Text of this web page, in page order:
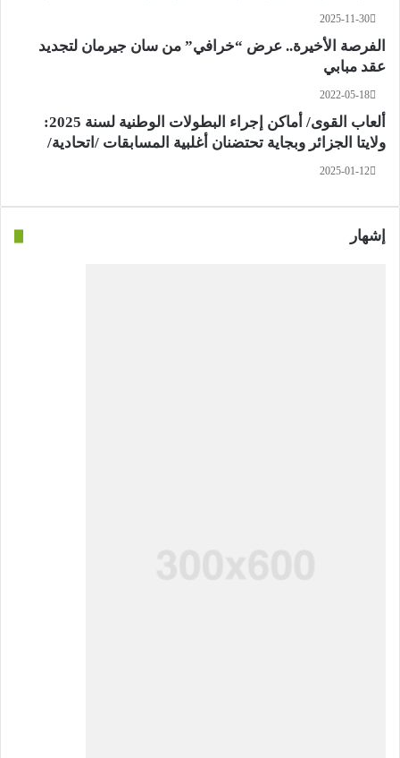
2025-11-30
الفرصة الأخيرة.. عرض “خرافي” من سان جيرمان لتجديد
عقد مبابي
2022-05-18
ألعاب القوى/ أماكن إجراء البطولات الوطنية لسنة 2025:
ولايتا الجزائر وبجاية تحتضنان أغلبية المسابقات /اتحادية/
2025-01-12
إشهار